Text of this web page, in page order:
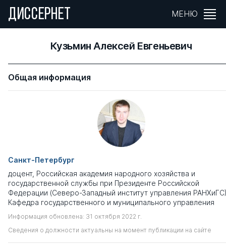
ДИССЕРНЕТ МЕНЮ
Кузьмин Алексей Евгеньевич
Общая информация
Санкт-Петербург
доцент, Российская академия народного хозяйства и
государственной службы при Президенте Российской
Федерации (Северо-Западный институт управления
Кафедра государственного и муниципального управления
Информация обновлена: 31 октября 2022 г.
Сведения о должности актуальны на момент публикации на сайте